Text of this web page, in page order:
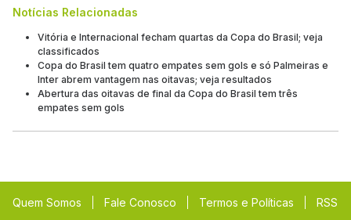
Notícias Relacionadas
Vitória e Internacional fecham quartas da Copa do Brasil; veja
classificados
Copa do Brasil tem quatro empates sem gols e só Palmeiras e
Inter abrem vantagem nas oitavas; veja resultados
Abertura das oitavas de final da Copa do Brasil tem três
empates sem gols
Quem Somos Fale Conosco Termos e Políticas RSS